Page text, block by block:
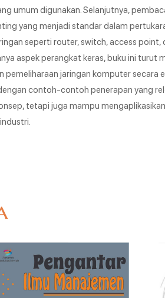
umum digunakan. Selanjutnya,
yang menjadi standar dalam
seperti router, switch, access
aspek perangkat keras, buku ini turut
pemeliharaan jaringan komputer secara
contoh-contoh penerapan yang
tetapi juga mampu